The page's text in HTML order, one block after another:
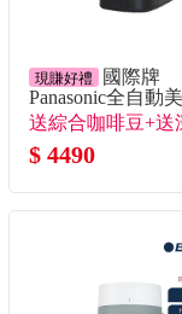
現賺好禮
國際牌
Panasonic全自動
機
送綜合咖啡豆+送
啡豆
$ 4490